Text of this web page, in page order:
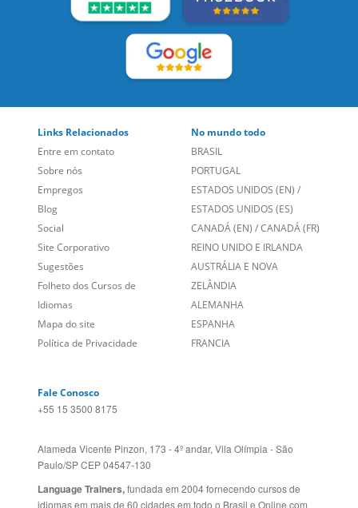
Entre em contato
Sobre nós
Empregos
Blog
Social
Site Corporativo
Sugestões
Folheto dos Cursos de
Idiomas
Mapa do site
Política de Privacidade
BRASIL
PORTUGAL
ESTADOS UNIDOS (EN)
ESTADOS UNIDOS (ES)
CANADÁ (EN)/CANADÁ (FR)
REINO UNIDO E IRLANDA
AUSTRÁLIA E NOVA
ZELÂNDIA
ALEMANHA
ESPANHA
FRANCIA
+55 15 3500 8175
Paulo/SP CEP 04547-130
Language Trainers,fundada em 2004 fornecendo cursos de
idiomas em mais de 60 cidades em todo o Brasil e Online com
Zoom, Meet, Teams ou WhatsApp.